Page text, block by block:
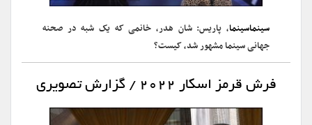
سینماسینما، پاریس: شان هدر، خانمی که یک شبه در صحنه
جهانی سینما مشهور شد، کیست؟
فرش قرمز اسکار ۲۰۲۲ / گزارش تصویری